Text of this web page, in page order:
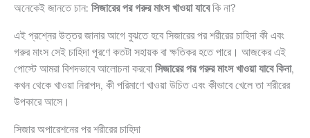
অনেকেই জানতে চান: সিজারের পর গরুর মাংস খাওয়া যাবেকি না?
এই প্রশ্নের উত্তর জানার আগে বুঝতে হবে সিজারের পর শরীরের চাহিদা কী এবং
গরুর মাংস সেই চাহিদা পূরণে কতটা সহায়ক বা ক্ষতিকর হতে পারে। আজকের এই
পোস্টে আমরা বিশদভাবে আলোচনা করবো সিজারের পর গরুর মাংস খাওয়া যাবে কিনা,
কখন থেকে খাওয়া নিরাপদ, কী পরিমাণে খাওয়া উচিত এবং কীভাবে খেলে তা শরীরের
উপকারে আসে।
সিজার অপারেশনের পর শরীরের চাহিদা